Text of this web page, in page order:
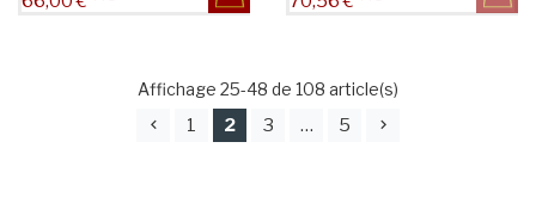
Affichage 25-48 de 108 article(s)
1 2 3 … 5